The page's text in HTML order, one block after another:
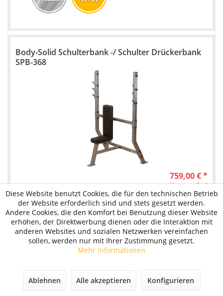
Body-Solid Schulterbank -/ Schulter Drückerbank
SPB-368
759,00 € *
versandkostenfrei
Weiter
aktuelles Modell sofort lieferbar
Diese Website benutzt Cookies, die für den technischen Betrieb
der Website erforderlich sind und stets gesetzt werden.
Andere Cookies, die den Komfort bei Benutzung dieser Website
erhöhen, der Direktwerbung dienen oder die Interaktion mit
anderen Websites und sozialen Netzwerken vereinfachen
sollen, werden nur mit Ihrer Zustimmung gesetzt.
Mehr Informationen
Ablehnen Alle akzeptieren Konfigurieren